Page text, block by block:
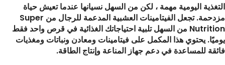
التغذية اليومية مهمة ، لكن من السهل نسيانها عندما تعيش حياة
مزدحمة. تجعل الفيتامينات العشبية المدعمة للرجال من Super
Nutrition من السهل تلبية احتياجاتك الغذائية في قرص واحد فقط
يوميًا. يحتوي هذا المكمل على فيتامينات ومعادن ونباتات ومغذيات
فائقة للمساعدة في دعم جهاز المناعة وإنتاج الطاقة.